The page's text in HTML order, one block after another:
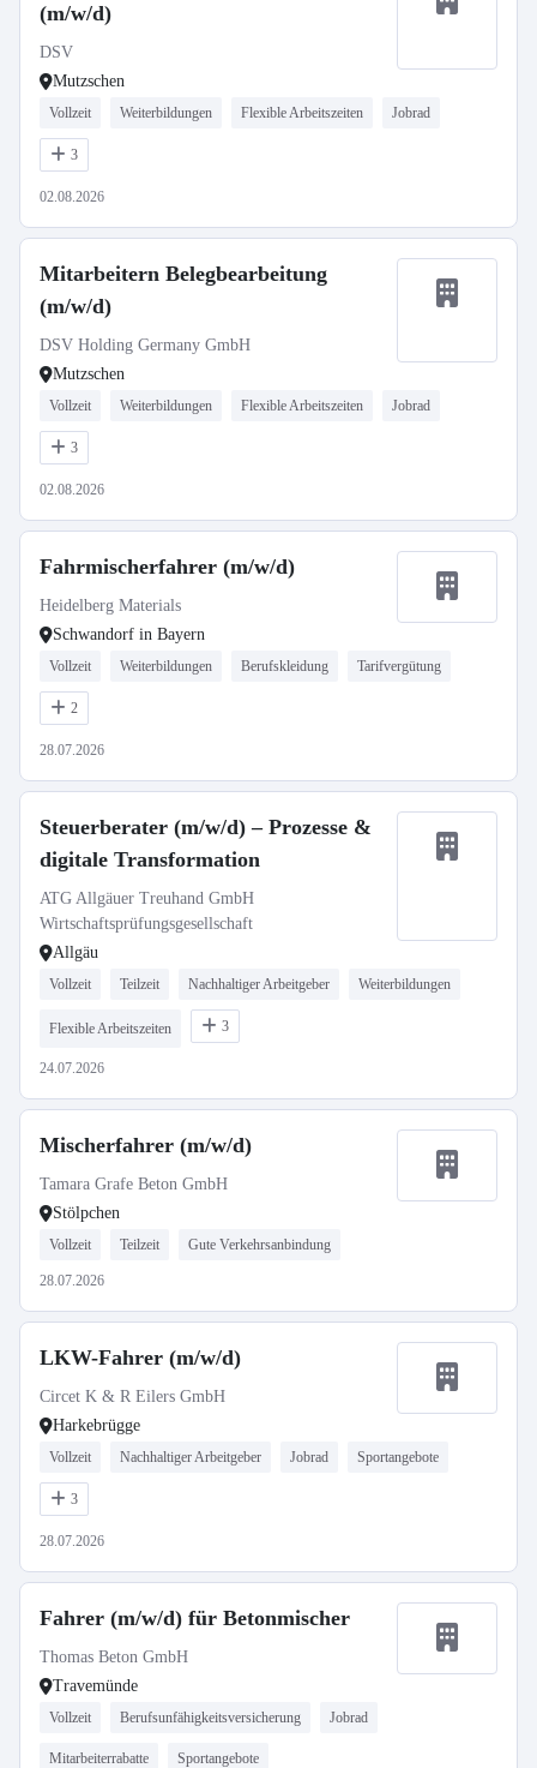
(m/w/d)
DSV
Mutzschen
Vollzeit Weiterbildungen Flexible Arbeitszeiten Jobrad
3
02.08.2026
Mitarbeitern Belegbearbeitung
(m/w/d)
DSV Holding Germany GmbH
Mutzschen
Vollzeit Weiterbildungen Flexible Arbeitszeiten Jobrad
3
02.08.2026
Fahrmischerfahrer (m/w/d)
Heidelberg Materials
Schwandorf in Bayern
Vollzeit Weiterbildungen Berufskleidung Tarifvergütung
2
28.07.2026
Steuerberater (m/w/d) – Prozesse &
digitale Transformation
ATG Allgäuer Treuhand GmbH
Wirtschaftsprüfungsgesellschaft
Allgäu
Vollzeit Teilzeit Nachhaltiger Arbeitgeber Weiterbildungen
Flexible Arbeitszeiten 3
24.07.2026
Mischerfahrer (m/w/d)
Tamara Grafe Beton GmbH
Stölpchen
Vollzeit Teilzeit Gute Verkehrsanbindung
28.07.2026
LKW-Fahrer (m/w/d)
Circet K & R Eilers GmbH
Harkebrügge
Vollzeit Nachhaltiger Arbeitgeber Jobrad Sportangebote
3
28.07.2026
Fahrer (m/w/d) für Betonmischer
Thomas Beton GmbH
Travemünde
Vollzeit Berufsunfähigkeitsversicherung Jobrad
Mitarbeiterrabatte Sportangebote